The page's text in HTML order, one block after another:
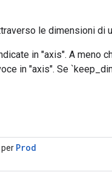
le dimensioni di
in "axis". A meno
in "axis". Se
Prod